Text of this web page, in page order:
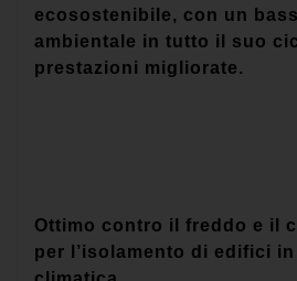
ecosostenibile, con un
ambientale in tutto il suo
prestazioni migliorate.
Ottimo contro il freddo e il
per l’isolamento di edifici